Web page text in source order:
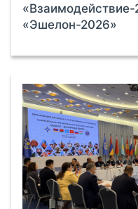
«Эшелон-2026»